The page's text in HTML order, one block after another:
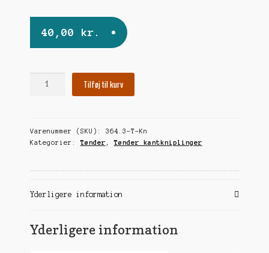
40,00 kr.
Tilføj til kurv
Varenummer (SKU): 364.3-T-Kn
Kategorier:Tønder ,Tønder kantkniplinger
Yderligere information
Yderligere information